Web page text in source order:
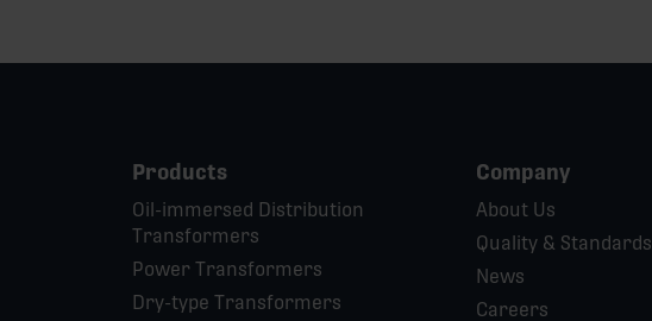
Products
Oil-immersed Distribution
Transformers
Power Transformers
Dry-type Transformers
Company
About Us
Quality & Standards
News
Careers